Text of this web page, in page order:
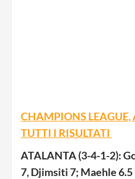
CHAMPIONS
TUTTI I RISULTATI
ATALANTA (3-4-1-2):
7, Djimsiti 7; Maehle 6.5